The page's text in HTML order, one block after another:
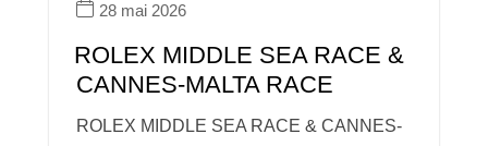
28 mai 2026
ROLEX MIDDLE SEA RACE &
CANNES-MALTA RACE
ROLEX MIDDLE SEA RACE & CANNES-